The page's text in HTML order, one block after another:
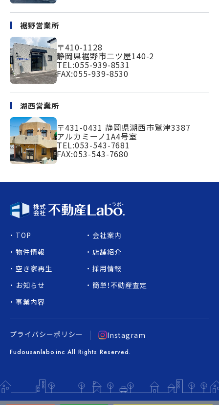
裾野営業所
〒410-1128
静岡県裾野市二ツ屋140-2
TEL:055-939-8531
FAX:055-939-8530
湖西営業所
〒431-0431 静岡県湖西市鷲津3387
アルカミーノ1A4号室
TEL:053-543-7681
FAX:053-543-7680
プライバシーポリシー Instagram
Fudousanlabo.inc All Rights Reserved.
TOP
お知らせ
店舗紹介
物件情報
事業内容
採用情報
空き家再生
会社案内
簡単！不動産査定